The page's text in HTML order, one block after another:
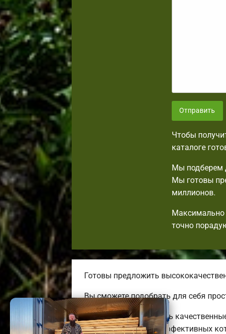
Отправить
Чтобы
каталоге
Мы подберем
Мы готовы
миллионов.
Максимально
точно
Готовы предложить
Вы сможете подобрать для себя
Мы можем предложить
до огромных энергоэффективных